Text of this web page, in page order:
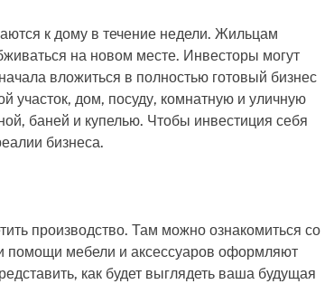
к дому в течение недели. Жильцам
на новом месте. Инвесторы могут
вложиться в полностью готовый бизнес
участок, дом, посуду, комнатную и уличную
баней и купелью. Чтобы инвестиция себя
бизнеса.
производство. Там можно ознакомиться со
помощи мебели и аксессуаров оформляют
как будет выглядеть ваша будущая